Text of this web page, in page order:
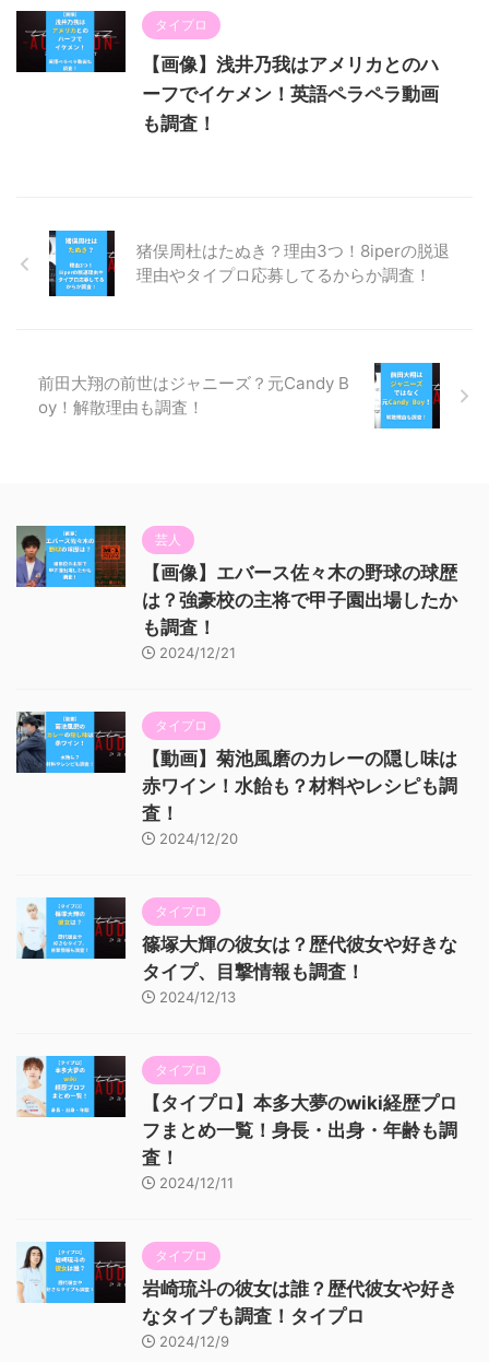
タイプロ
【画像】浅井乃我はアメリカとのハ
ーフでイケメン！英語ペラペラ動画
も調査！
猪俣周杜はたぬき？理由3つ！8iperの脱退
理由やタイプロ応募してるからか調査！
前田大翔の前世はジャニーズ？元Candy B
oy！解散理由も調査！
芸人
【画像】エバース佐々木の野球の球歴
は？強豪校の主将で甲子園出場したか
も調査！
2024/12/21
タイプロ
【動画】菊池風磨のカレーの隠し味は
赤ワイン！水飴も？材料やレシピも調
査！
2024/12/20
タイプロ
篠塚大輝の彼女は？歴代彼女や好きな
タイプ、目撃情報も調査！
2024/12/13
タイプロ
【タイプロ】本多大夢のwiki経歴プロ
フまとめ一覧！身長・出身・年齢も調
査！
2024/12/11
タイプロ
岩崎琉斗の彼女は誰？歴代彼女や好き
なタイプも調査！タイプロ
2024/12/9